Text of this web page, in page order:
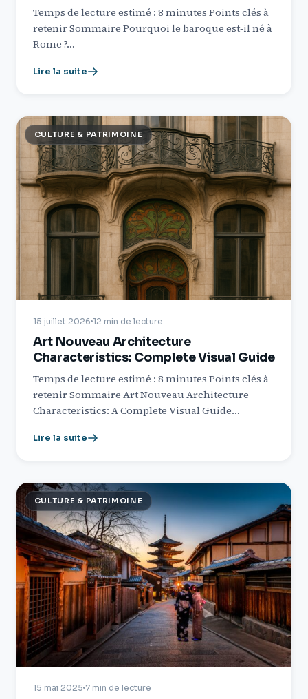
Temps de lecture estimé : 8 minutes Points clés à
retenir Sommaire Pourquoi le baroque est‑il né à
Rome ?…
Lire la suite
CULTURE & PATRIMOINE
15 juillet 2026 12 min de lecture
Art Nouveau Architecture
Characteristics: Complete Visual Guide
Temps de lecture estimé : 8 minutes Points clés à
retenir Sommaire Art Nouveau Architecture
Characteristics: A Complete Visual Guide…
Lire la suite
CULTURE & PATRIMOINE
15 mai 2025 7 min de lecture